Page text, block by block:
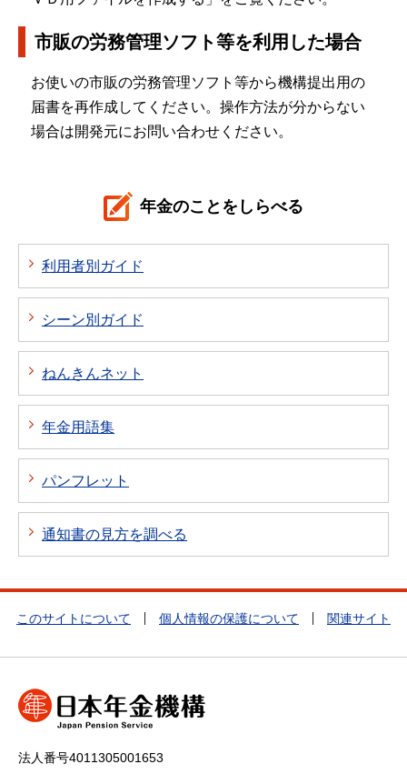
市販の労務管理ソフト等を利用した場合
お使いの市販の労務管理ソフト等から機構提出用の
届書を再作成してください。操作方法が分からない
場合は開発元にお問い合わせください。
年金のことをしらべる
利用者別ガイド
シーン別ガイド
ねんきんネット
年金用語集
パンフレット
通知書の見方を調べる
このサイトについて 個人情報の保護について 関連サイト
法人番号4011305001653